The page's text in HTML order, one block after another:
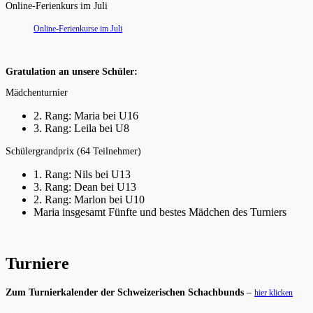
Online-Ferienkurs im Juli
Online-Ferienkurse im Juli
Gratulation an unsere Schüler:
Mädchenturnier
2. Rang: Maria bei U16
3. Rang: Leila bei U8
Schülergrandprix (64 Teilnehmer)
1. Rang: Nils bei U13
3. Rang: Dean bei U13
2. Rang: Marlon bei U10
Maria insgesamt Fünfte und bestes Mädchen des Turniers
Turniere
Zum Turnierkalender der Schweizerischen Schachbunds – hier klicken